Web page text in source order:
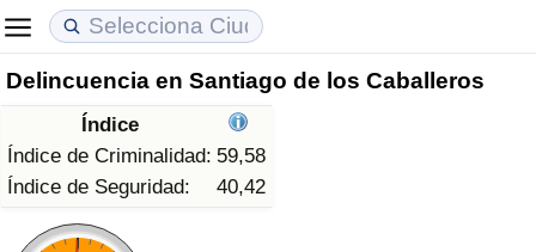
Delincuencia en Santiago de los Caballeros
Índice
Índice de Criminalidad: 59,58
Índice de Seguridad:
40,42
Coste de vida
Índice de Costo de Vida (Actual)
Índice de Costo de Vida
Precios de las propiedades
Índice de Precios de Inmuebles (Actual)
Índice de Precios de Inmuebles
Calidad de Vida
Índice de Calidad de Vida
Índice de Calidad de Vida (Actual)